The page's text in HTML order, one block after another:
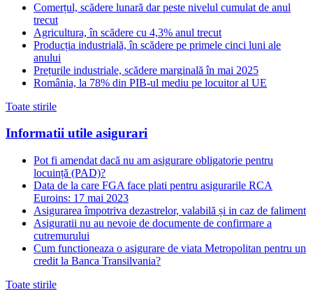
Comerțul, scădere lunară dar peste nivelul cumulat de anul
trecut
Agricultura, în scădere cu 4,3% anul trecut
Producția industrială, în scădere pe primele cinci luni ale
anului
Prețurile industriale, scădere marginală în mai 2025
România, la 78% din PIB-ul mediu pe locuitor al UE
Toate stirile
Informatii utile asigurari
Pot fi amendat dacă nu am asigurare obligatorie pentru
locuință (PAD)?
Data de la care FGA face plati pentru asigurarile RCA
Euroins: 17 mai 2023
Asigurarea împotriva dezastrelor, valabilă și in caz de faliment
Asiguratii nu au nevoie de documente de confirmare a
cutremurului
Cum functioneaza o asigurare de viata Metropolitan pentru un
credit la Banca Transilvania?
Toate stirile